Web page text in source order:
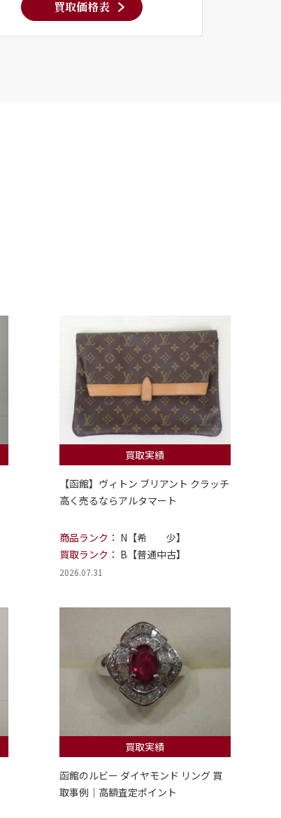
買取価格表
買取実績
【函館】ヴィトン ブリアント クラッチ
高く売るならアルタマート
商品ランク： N【希 少】
買取ランク： B【普通中古】
2026.07.31
買取実績
函館のルビー ダイヤモンド リング 買
取事例｜高額査定ポイント